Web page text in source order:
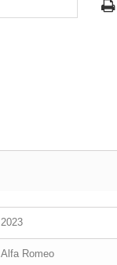
2023
Alfa Romeo